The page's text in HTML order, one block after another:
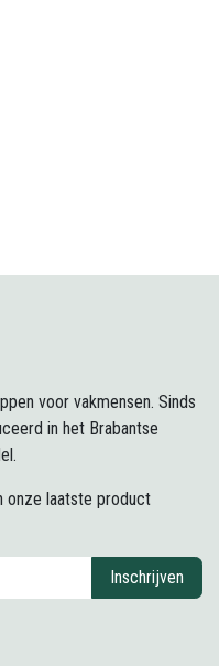
voor vakmensen. Sinds
in het Brabantse
onze laatste product
Inschrijven